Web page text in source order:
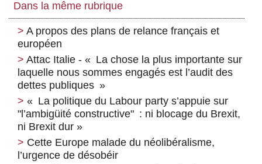
Dans la même rubrique
A propos des plans de relance français et
européen
Attac Italie - « La chose la plus importante sur
laquelle nous sommes engagés est l’audit des
dettes publiques »
« La politique du Labour party s’appuie sur
"l’ambigüité constructive" : ni blocage du Brexit,
ni Brexit dur »
Cette Europe malade du néolibéralisme,
l’urgence de désobéir